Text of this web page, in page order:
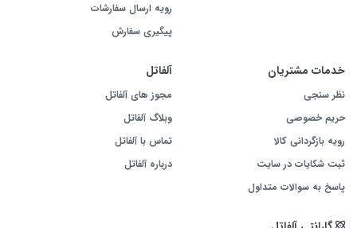
رویه ارسال سفارشات
پیگیری سفارش
خدمات مشتریان
نظر سنجی
حریم خصوصی
رویه بازگردانی کالا
ثبت شکایات در سایت
پاسخ به سوالات متداول
آلفاتل
مجوز های آلفاتل
وبلاگ آلفاتل
تماس با آلفاتل
درباره آلفاتل